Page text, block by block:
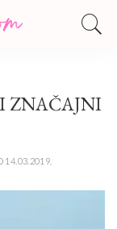
ZNAČAJNI
14.03.2019.